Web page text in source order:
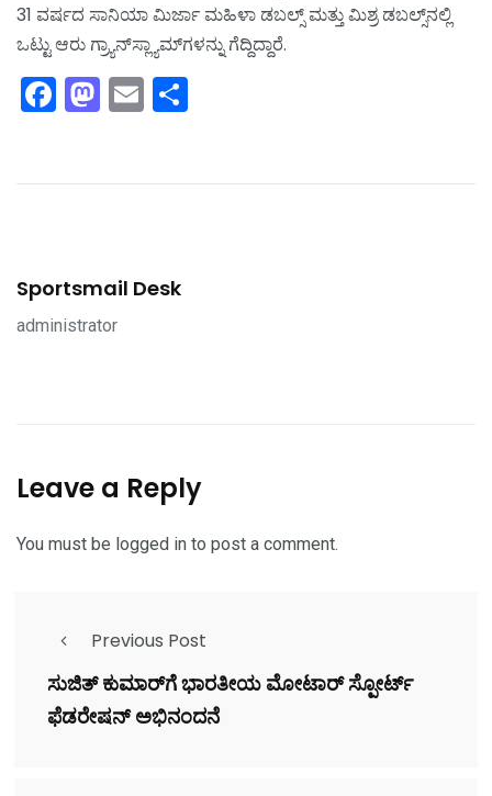
31 ವರ್ಷದ ಸಾನಿಯಾ ಮಿರ್ಜಾ ಮಹಿಳಾ ಡಬಲ್ಸ್ ಮತ್ತು ಮಿಶ್ರ ಡಬಲ್ಸ್‌ನಲ್ಲಿ
ಒಟ್ಟು ಆರು ಗ್ರ್ಯಾನ್‌ಸ್ಲ್ಯಾಮ್‌ಗಳನ್ನು ಗೆದ್ದಿದ್ದಾರೆ.
Facebook
Mastodon
Email
Sportsmail Desk
administrator
Leave a Reply
You must be logged in to post a comment.
Previous Post
ಸುಜಿತ್ ಕುಮಾರ್‌ಗೆ ಭಾರತೀಯ ಮೋಟಾರ್ ಸ್ಪೋರ್ಟ್
ಫೆಡರೇಷನ್‌ ಅಭಿನಂದನೆ